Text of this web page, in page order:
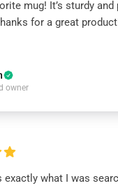
mug! It’s sturdy
for a great
owner
exactly what I was